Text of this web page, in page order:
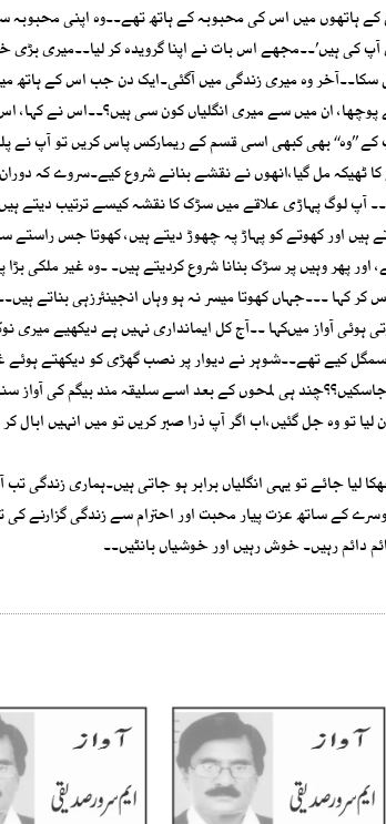
کے ہاتھوں میں اس کی محبوبہ کے ہاتھ تھے۔۔وہ اپنی
کی ہیں’۔۔مجھے اس بات نے اپنا گرویدہ کر لیا۔۔میری
وہ میری زندگی میں آگئی۔ایک دن جب اس کے ہاتھ
ان میں سے میری انگلیاں کون سی ہیں؟۔۔اس نے کہا،
’’وہ‘‘ بھی کبھی اسی قسم کے ریمارکس پاس کریں تو آپ نے
ٹھیکہ مل گیا،انھوں نے نقشے بنانے شروع کیے۔سروے کہ
آپ لوگ پہاڑی علاقے میں سڑک کا نقشہ کیسے ترتیب دیتے
ہیں اور کھوتے کو پہاڑ پہ چھوڑ دیتے ہیں، کھوتا جس راستے
پھر وہیں پر سڑک بنانا شروع کردیتے ہیں۔ ۔وہ غیر ملکی بڑا
کہا ۔۔۔جہاں کھوتا میسر نہ ہو وہاں انجینئرزہی بناتے
آواز میںکہا ۔۔آج کل ایمانداری نہیں ہے دیکھیے میری
کیے تھے۔۔شوہر نے دیوار پر نصب گھڑی کو دیکھتے
ہی لمحوں کے بعد اسے سلیقہ مند بیگم کی آواز
تو وہ جل گئیں،اب اگر آپ ذرا صبر کریں تو میں انہیں ابال
لیا جائے تو یہی انگلیاں برابر ہو جاتی ہیں۔ہماری زندگی
کے ساتھ عزت پیار محبت اور احترام سے زندگی گزارنے
دائم رہیں۔ خوش رہیں اور خوشیاں بانٹیں۔۔